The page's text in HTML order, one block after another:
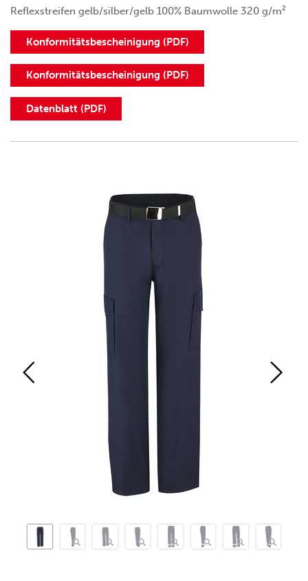
Reflexstreifen gelb/silber/gelb 100% Baumwolle 320 g/m²
Konformitätsbescheinigung (PDF)
Konformitätsbescheinigung (PDF)
Datenblatt (PDF)